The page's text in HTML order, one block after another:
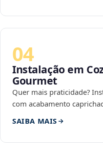
04
Instalação em
Gourmet
Quer mais praticidade?
com acabamento
SAIBA MAIS